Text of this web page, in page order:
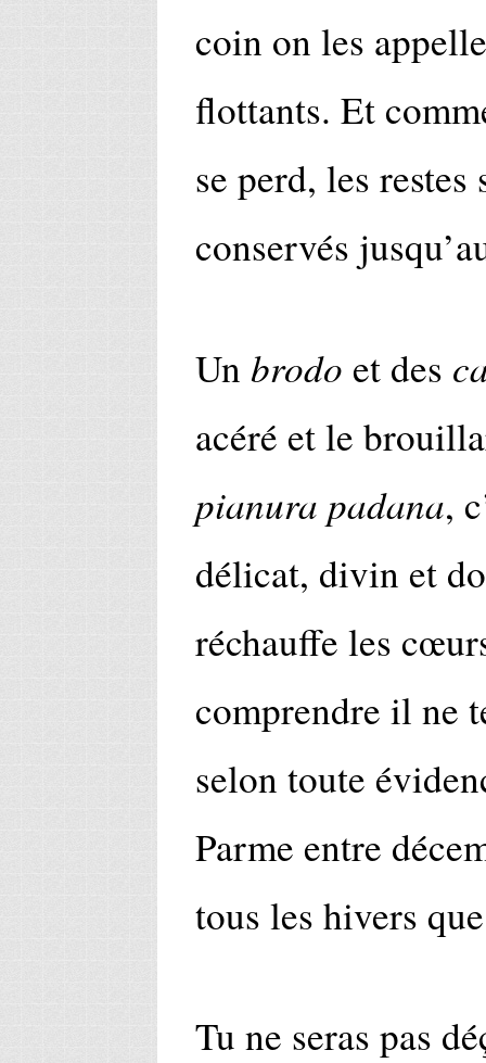
coin on les
flottants. Et
se perd, les
conservés
Un brodo et des
acéré et le
pianura padana,
délicat, divin et
réchauffe les
comprendre il ne
selon toute
Parme entre
tous les hivers
Tu ne seras pas